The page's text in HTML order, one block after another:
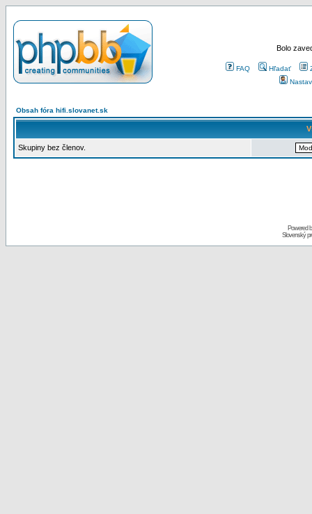
Bolo
FAQ Hľadať
Obsah fóra hifi.slovanet.sk
Skupiny bez členov.
Powered
Slovenský